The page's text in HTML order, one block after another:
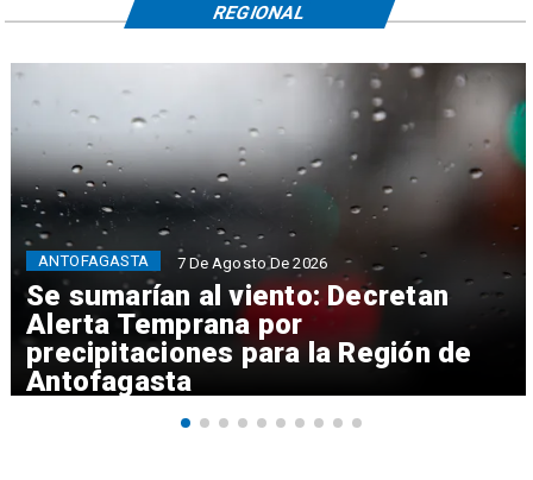
Se sumarían al viento: Decretan
Alerta Temprana por
precipitaciones para la Región de
Antofagasta
ANTOFAGASTA 7 De Agosto De 2026
REGIONAL